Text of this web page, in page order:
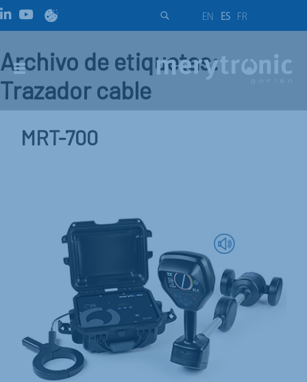
EN ES FR
Archivo de etiquetas:
Trazador cable
MRT-700